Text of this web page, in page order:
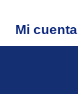
Mi cuenta